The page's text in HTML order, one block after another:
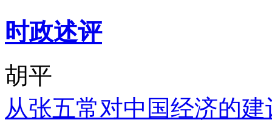
时政述评
胡平
从张五常对中国经济的